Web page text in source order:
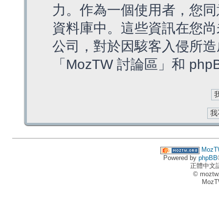
力。作為一個使用者，您
資料庫中。這些資訊在您
公司，對於因駭客入侵所
「MozTW 討論區」和
Powered by phpBB
正體中文
©